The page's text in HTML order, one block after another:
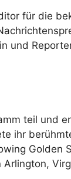
für die
und
teil und
ihr
Golden
Arlington,